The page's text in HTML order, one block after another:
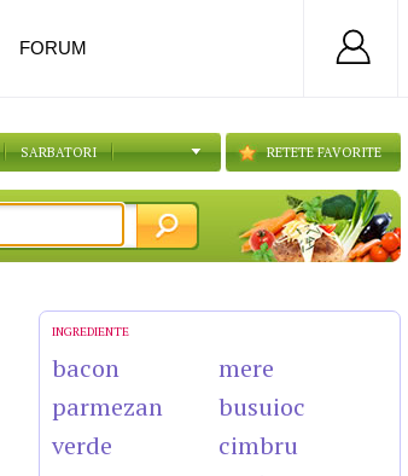
SARBATORI RETETE FAVORITE
INGREDIENTE
bacon
parmezan
verde
mere
busuioc
cimbru
FORUM